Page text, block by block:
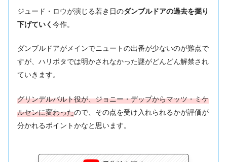
ジュード・ロウが演じる若き日のダンブルドアの過去を掘り
下げていく 今作。
ダンブルドアがメインでニュートの出番が少ないのが難点で
すが、ハリポタでは明かされなかった謎がどんどん解禁され
ていきます。
グリンデルバルト役が、ジョニー・デップからマッツ・ミケ
ルセンに変わったので、その点を受け入れられるかが評価が
分かれるポイントかなと思います。